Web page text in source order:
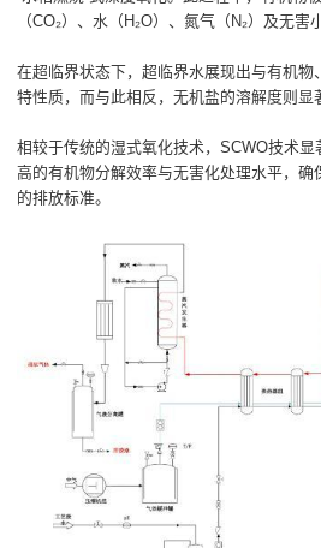
（CO₂）、水（H₂O）、氮气（N₂）及无害
在超临界状态下，超临界水展现出与有机物
特性质，而与此相反，无机盐的溶解度则显
相较于传统的湿式氧化技术，SCWO技术
高的有机物分解效率与无害化处理水平，
的排放标准。